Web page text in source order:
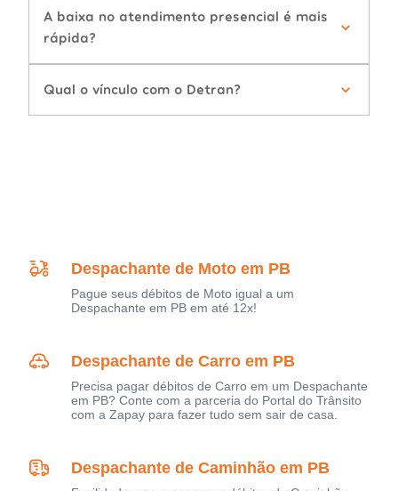
A baixa no atendimento presencial é mais
rápida?
Qual o vínculo com o Detran?
Despachante de Moto em PB
Pague seus débitos de Moto igual a um
Despachante em PB em até 12x!
Despachante de Carro em PB
Precisa pagar débitos de Carro em um Despachante
em PB? Conte com a parceria do Portal do Trânsito
com a Zapay para fazer tudo sem sair de casa.
Despachante de Caminhão em PB